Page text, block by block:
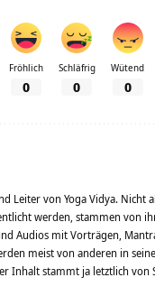
Fröhlich
0
Schläfrig
0
Wütend
0
Leiter von Yoga Vidya. Nicht
werden, stammen von
Audios mit Vorträgen,
meist von anderen in
Inhalt stammt ja letztlich von